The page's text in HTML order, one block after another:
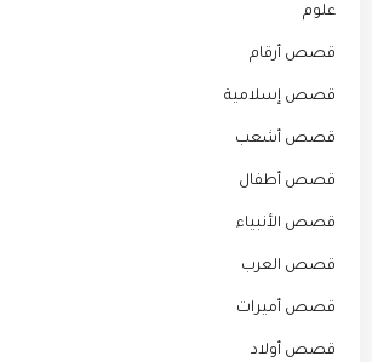
علوم
قصص أرقام
قصص إسلامية
قصص أشعب
قصص أطفال
قصص الأنبياء
قصص العرب
قصص أميرات
قصص أولاد